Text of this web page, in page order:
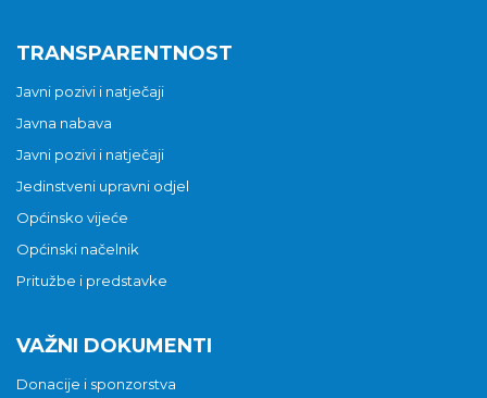
TRANSPARENTNOST
Javni pozivi i natječaji
Javna nabava
Javni pozivi i natječaji
Jedinstveni upravni odjel
Općinsko vijeće
Općinski načelnik
Pritužbe i predstavke
VAŽNI DOKUMENTI
Donacije i sponzorstva